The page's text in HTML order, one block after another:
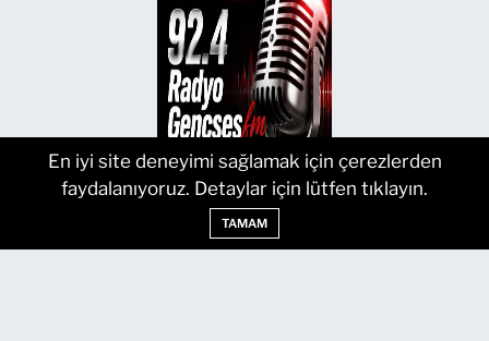
En iyi site deneyimi sağlamak için çerezlerden
faydalanıyoruz. Detaylar için lütfen tıklayın.
TAMAM